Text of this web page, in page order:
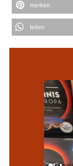
merken
teilen